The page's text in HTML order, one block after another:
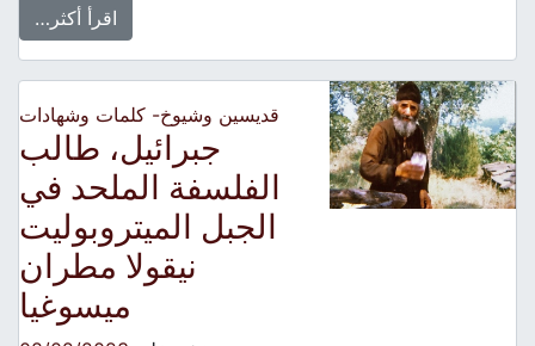
اقرأ أكثر…
قديسين وشيوخ- كلمات وشهادات
جبرائيل، طالب
الفلسفة الملحد في
الجبل الميتروبوليت
نيقولا مطران
ميسوغيا